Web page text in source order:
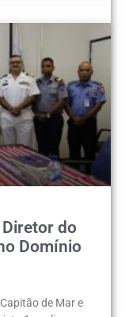
do
Domínio
de Mar e